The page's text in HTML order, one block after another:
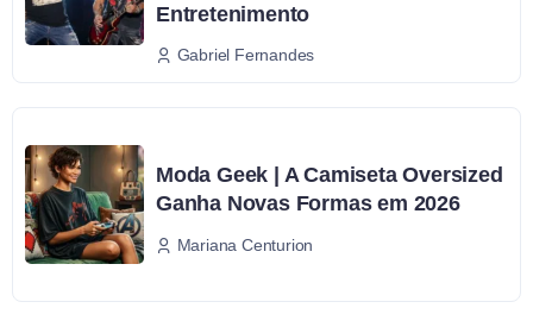
Entretenimento
Gabriel Fernandes
Moda Geek | A Camiseta Oversized
Ganha Novas Formas em 2026
Mariana Centurion